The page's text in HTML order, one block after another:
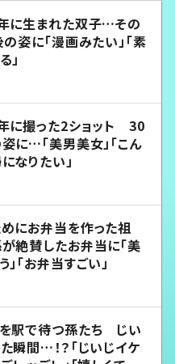
に生まれた双子…その
姿に「漫画みたい」「素
」
に撮った2ショット 30
に…「美男美女」「こん
なりたい」
にお弁当を作った祖
絶賛したお弁当に「美
」「お弁当すごい」
駅で待つ孫たち じい
瞬間…！？「じいじイケ